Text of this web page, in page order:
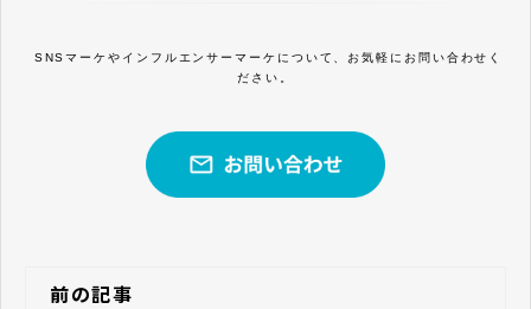
SNSマーケやインフルエンサーマーケについて、お気軽にお問い合わせく
ださい。
前の記事